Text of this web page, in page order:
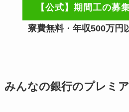
【公式】期間工の募
寮費無料・ 年収500万円
みんなの銀行のプレミ